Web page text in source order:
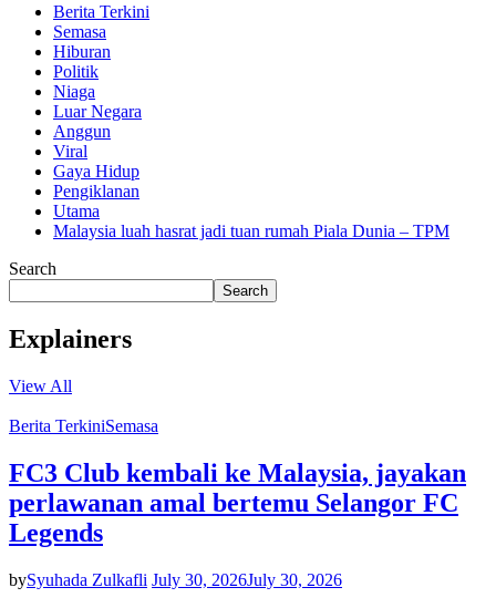
Berita Terkini
Semasa
Hiburan
Politik
Niaga
Luar Negara
Anggun
Viral
Gaya Hidup
Pengiklanan
Utama
Malaysia luah hasrat jadi tuan rumah Piala Dunia – TPM
Search
Search
Explainers
View All
Berita TerkiniSemasa
FC3 Club kembali ke Malaysia, jayakan
perlawanan amal bertemu Selangor FC
Legends
bySyuhada Zulkafli July 30, 2026July 30, 2026